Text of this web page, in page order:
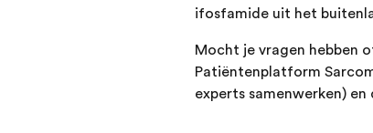
ifosfamide uit het
Mocht je vragen hebben
Patiëntenplatform
experts samenwerken)